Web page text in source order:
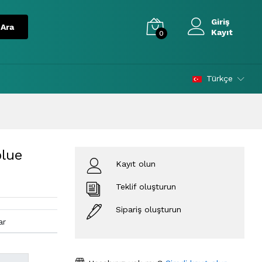
0
Giriş
Kayıt
Türkçe
Kayıt olun
Teklif oluşturun
Sipariş oluşturun